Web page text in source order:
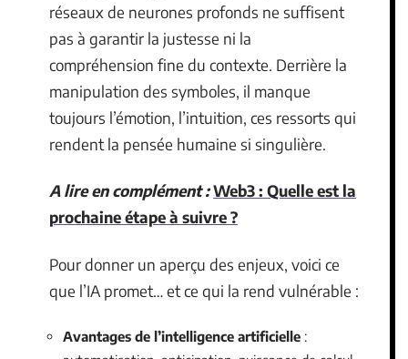
réseaux de neurones profonds ne suffisent
pas à garantir la justesse ni la
compréhension fine du contexte. Derrière la
manipulation des symboles, il manque
toujours l’émotion, l’intuition, ces ressorts qui
rendent la pensée humaine si singulière.
A lire en complément :Web3 : Quelle est la
prochaine étape à suivre ?
Pour donner un aperçu des enjeux, voici ce
que l’IA promet… et ce qui la rend vulnérable :
Avantages de l’intelligence artificielle :